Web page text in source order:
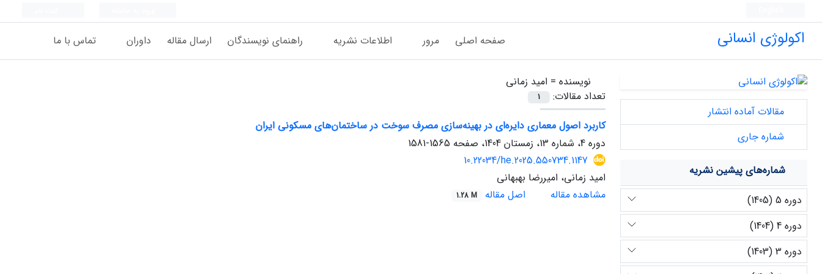
اکولوژی انسانی صفحه اصلی مرور اطلاعات نشریه راهنمای نویسندگان ارسال مقاله داوران تماس با ما
نویسنده = امید زمانی
تعداد مقالات:
1
کاربرد اصول معماری دایره‌ای در بهینه‌سازی مصرف سوخت در ساختمان‌های مسکونی ایران
دوره 4، شماره 13، زمستان 1404، صفحه
1565-1581
10.22034/he.2025.550734.1147
امید زمانی، امیررضا بهبهانی
مشاهده مقاله
اصل مقاله 1.28 M
مقالات آماده انتشار
شماره جاری
شماره‌های پیشین نشریه
دوره 5 (1405)
دوره 4 (1404)
دوره 3 (1403)